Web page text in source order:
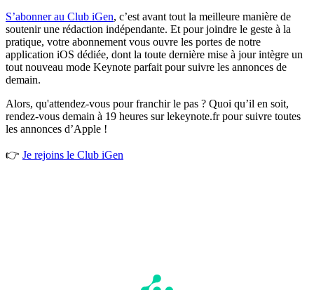
S’abonner au Club iGen, c’est avant tout la meilleure manière de
soutenir une rédaction indépendante. Et pour joindre le geste à la
pratique, votre abonnement vous ouvre les portes de notre
application iOS dédiée, dont la toute dernière mise à jour intègre un
tout nouveau mode Keynote parfait pour suivre les annonces de
demain.
Alors, qu'attendez-vous pour franchir le pas ? Quoi qu’il en soit,
rendez-vous demain à 19 heures sur lekeynote.fr pour suivre toutes
les annonces d’Apple !
👉 Je rejoins le Club iGen